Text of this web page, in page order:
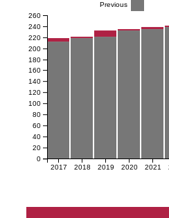
2017 2018 2019 2020 2021
0
20
40
60
80
100
120
140
160
180
200
220
240
260
Previous